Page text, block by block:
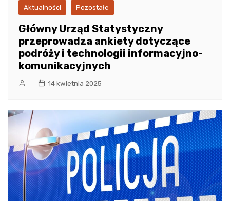
Aktualności Pozostałe
Główny Urząd Statystyczny
przeprowadza ankiety dotyczące
podróży i technologii informacyjno-
komunikacyjnych
14 kwietnia 2025